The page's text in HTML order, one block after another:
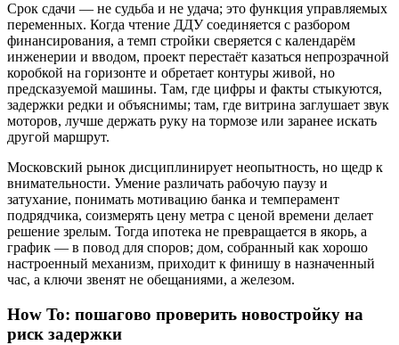
Срок сдачи — не судьба и не удача; это функция управляемых
переменных. Когда чтение ДДУ соединяется с разбором
финансирования, а темп стройки сверяется с календарём
инженерии и вводом, проект перестаёт казаться непрозрачной
коробкой на горизонте и обретает контуры живой, но
предсказуемой машины. Там, где цифры и факты стыкуются,
задержки редки и объяснимы; там, где витрина заглушает звук
моторов, лучше держать руку на тормозе или заранее искать
другой маршрут.
Московский рынок дисциплинирует неопытность, но щедр к
внимательности. Умение различать рабочую паузу и
затухание, понимать мотивацию банка и темперамент
подрядчика, соизмерять цену метра с ценой времени делает
решение зрелым. Тогда ипотека не превращается в якорь, а
график — в повод для споров; дом, собранный как хорошо
настроенный механизм, приходит к финишу в назначенный
час, а ключи звенят не обещаниями, а железом.
How To: пошагово проверить новостройку на
риск задержки